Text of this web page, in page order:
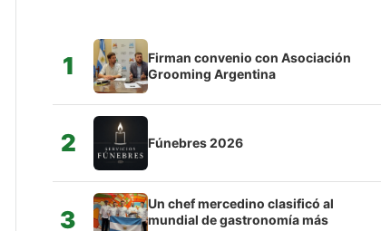
1
Firman convenio con Asociación
Grooming Argentina
2 Fúnebres 2026
3
Un chef mercedino clasificó al
mundial de gastronomía más